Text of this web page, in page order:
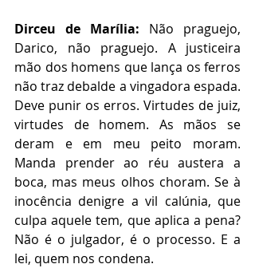
Dirceu de Marília: Não praguejo,
Darico, não praguejo. A justiceira
mão dos homens que lança os ferros
não traz debalde a vingadora espada.
Deve punir os erros. Virtudes de juiz,
virtudes de homem. As mãos se
deram e em meu peito moram.
Manda prender ao réu austera a
boca, mas meus olhos choram. Se à
inocência denigre a vil calúnia, que
culpa aquele tem, que aplica a pena?
Não é o julgador, é o processo. E a
lei, quem nos condena.